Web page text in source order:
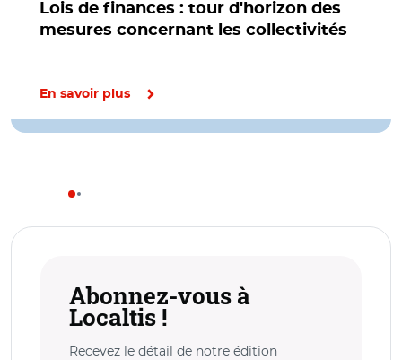
Lois de finances : tour d'horizon des
mesures concernant les collectivités
En savoir plus
Abonnez-vous à
Localtis !
Recevez le détail de notre édition